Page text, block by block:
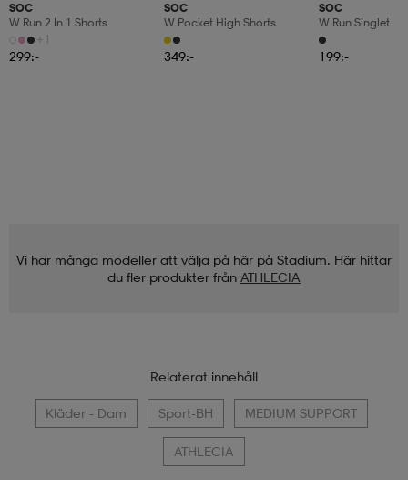
SOC
W Run 2 In 1 Shorts
+1
299:-
SOC
W Pocket High Shorts
349:-
SOC
W Run Singlet
199:-
Vi har många modeller att välja på här på Stadium. Här hittar
du fler produkter från ATHLECIA
Relaterat innehåll
Kläder - Dam Sport-BH MEDIUM SUPPORT
ATHLECIA